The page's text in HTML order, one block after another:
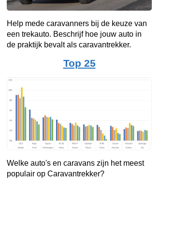
Help mede caravanners bij de keuze van
een trekauto. Beschrijf hoe jouw auto in
de praktijk bevalt als caravantrekker.
Top 25
Welke auto's en caravans zijn het meest
populair op Caravantrekker?